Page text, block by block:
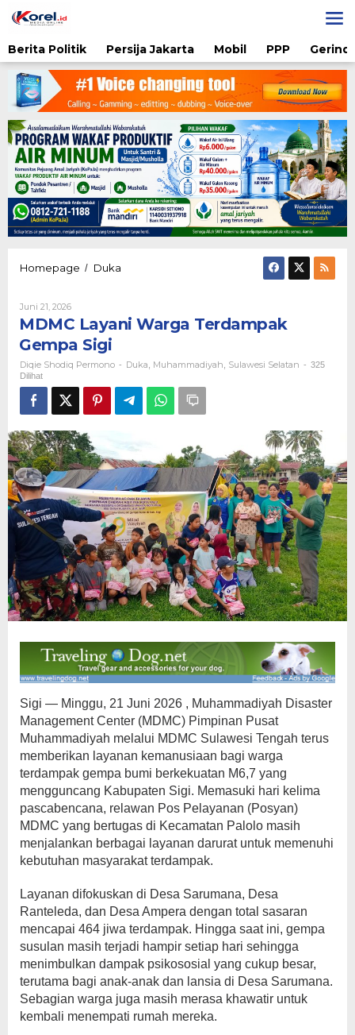
ke
Berita Politik
Persija Jakarta Mobil PPP
Homepage / Duka
Gempa
Juni 21, 2026Oleh
Shodiq
Permono
MDMC Layani Warga Terdampak
Gempa Sigi
Diqie Shodiq Permono - Duka Muhammadiyah Sulawesi Selatan - 325
Dilihat
Sigi — Minggu, 21 Juni 2026 , Muhammadiyah Disaster
Management Center (MDMC) Pimpinan Pusat
Muhammadiyah melalui MDMC Sulawesi Tengah terus
memberikan layanan kemanusiaan bagi warga
terdampak gempa bumi berkekuatan M6,7 yang
mengguncang Kabupaten Sigi. Memasuki hari kelima
pascabencana, relawan Pos Pelayanan (Posyan)
MDMC yang bertugas di Kecamatan Palolo masih
menjalankan berbagai layanan darurat untuk memenuhi
kebutuhan masyarakat terdampak.
Layanan difokuskan di Desa Sarumana, Desa
Ranteleda, dan Desa Ampera dengan total sasaran
mencapai 464 jiwa terdampak. Hingga saat ini, gempa
susulan masih terjadi hampir setiap hari sehingga
menimbulkan dampak psikososial yang cukup besar,
terutama bagi anak-anak dan lansia di Desa Sarumana.
Sebagian warga juga masih merasa khawatir untuk
kembali menempati rumah mereka.